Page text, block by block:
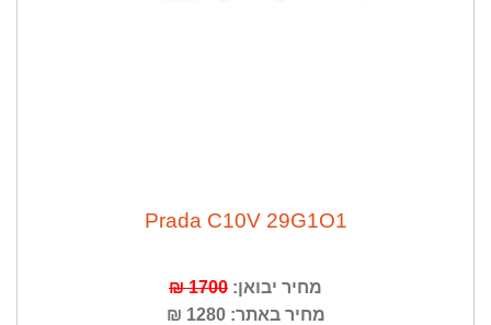
Prada C10V 29G1O1
מחיר יבואן:1700 ₪
מחיר באתר: 1280 ₪